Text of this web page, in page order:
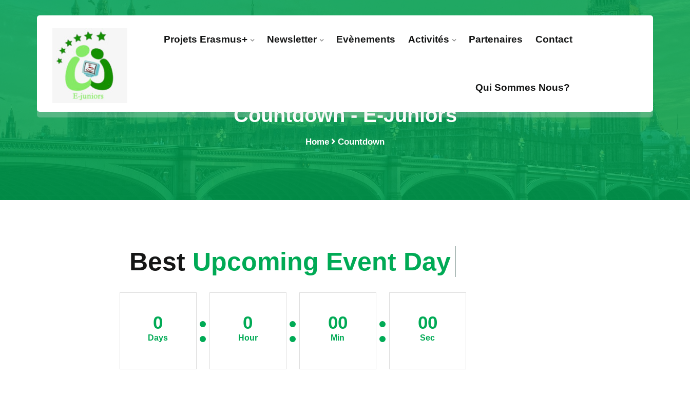
Projets Erasmus+ Newsletter Evènements Activités Partenaires Contact
Qui Sommes Nous?
Countdown - E-Juniors
Home Countdown
BestUpcoming Event Day
0
Days
0
Hour
00
Min
00
Sec